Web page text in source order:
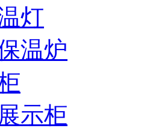
灯
温炉
示柜